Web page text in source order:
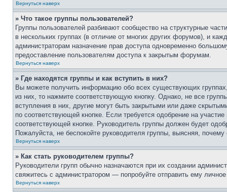
Вернуться наверх
» Что такое группы пользователей?
Группы пользователей разбивают сообщество на структурные
в нескольких группах (в отличие от многих других форумов), и
администраторам назначение прав доступа одновременно
предоставление пользователям доступа к закрытым форумам.
Вернуться наверх
» Где находятся группы и как вступить в них?
Вы можете получить информацию обо всех существующих
из них, то нажмите соответствующую кнопку. Однако, не все
вступления в них, другие могут быть закрытыми или даже
по соответствующей кнопке. Если требуется одобрение на
соответствующей кнопке. Руководитель группы должен будет
Пожалуйста, не беспокойте руководителя группы, выясняя,
Вернуться наверх
» Как стать руководителем группы?
Руководители групп обычно назначаются при их создании
свяжитесь с администратором — попробуйте отправить ему
Вернуться наверх